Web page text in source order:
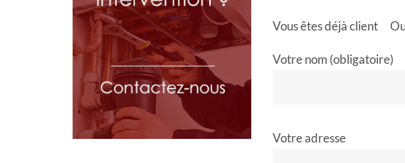
Vous êtes déjà client
Votre nom (obligatoire)
Votre adresse